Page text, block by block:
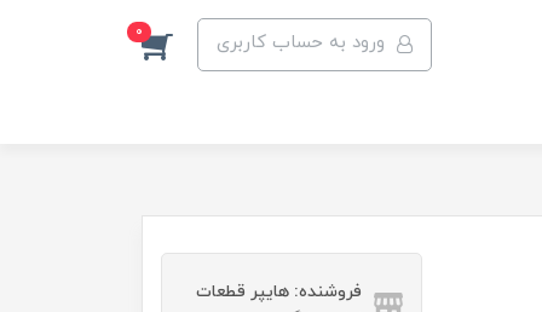
ورود به حساب کاربری 0
فروشنده: هایپر قطعات